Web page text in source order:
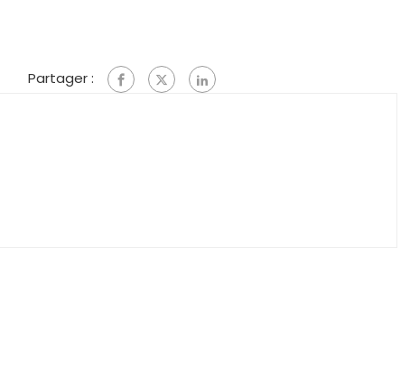
Partager :